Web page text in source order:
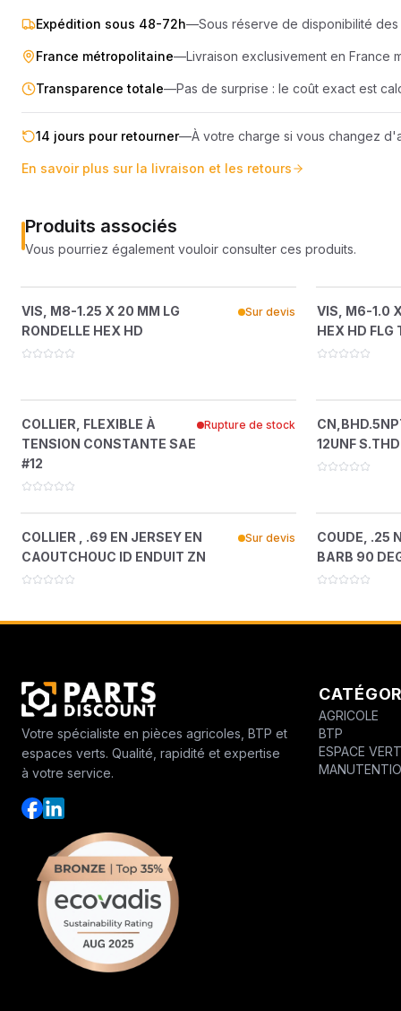
Expédition sous 48-72h—Sous réserve de disponibilité
France métropolitaine—Livraison exclusivement en France
Transparence totale—Pas de surprise : le coût exact est
14 jours pour retourner—À votre charge si vous changez
En savoir plus sur la livraison et les retours
Produits associés
Vous pourriez également vouloir consulter ces produits.
?
HEX HD
35279025
VIS, M8-1.25 X 20 MM LG
RONDELLE HEX HD
Sur devis
VIS, M6-1.0
HEX HD FLG
COLLIER, FLEXIBLE À TENSION
CONSTANTE SAE #12
46641422
COLLIER, FLEXIBLE À
TENSION CONSTANTE SAE
#12
Rupture de stock
12UNF
?
CAOUTCHOUC ID ENDUIT ZN
35225077
COLLIER , .69 EN JERSEY EN
CAOUTCHOUC ID ENDUIT ZN
Sur devis
COUDE, .25
BARB 90
Votre spécialiste en pièces agricoles, BTP et
espaces verts. Qualité, rapidité et expertise
à votre service.
AGRICOLE
BTP
ESPACE VERT